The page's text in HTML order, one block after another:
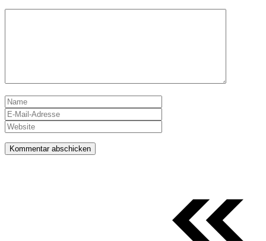
Name
Mail-
Adresse